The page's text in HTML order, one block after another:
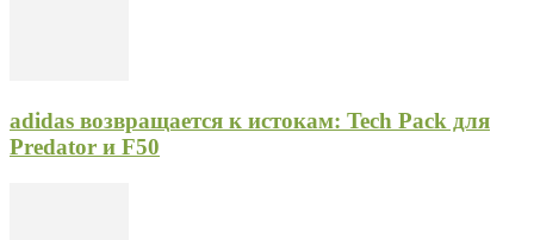
adidas возвращается к истокам: Tech Pack для
Predator и F50